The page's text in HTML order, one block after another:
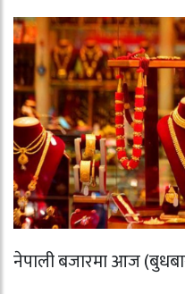
नेपाली बजारमा आज